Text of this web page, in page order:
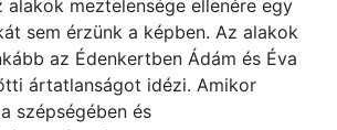
alakok meztelensége ellenére egy
sem érzünk a képben. Az alakok
az Édenkertben Ádám és Éva
ártatlanságot idézi. Amikor
szépségében és